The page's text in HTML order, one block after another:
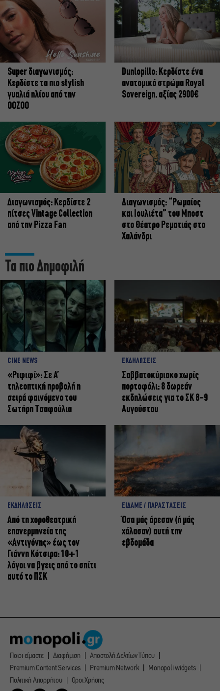
Super διαγωνισμός:
Κερδίστε τα πιο stylish
γυαλιά ηλίου από την
OOZOO
Dunlopillo: Κερδίστε ένα
ανατομικό στρώμα Royal
Sovereign, αξίας 2900€
Διαγωνισμός: Κερδίστε 2
πίτσες Vintage Collection
από την Pizza Fan
Διαγωνισμός: “Ρωμαίος
και Ιουλιέτα” του Μποστ
στο Θέατρο Ρεματιάς στο
Χαλάνδρι
Τα πιο Δημοφιλή
CINE NEWS
«Ριφιφί»: Σε Α’
τηλεοπτική προβολή η
σειρά φαινόμενο του
Σωτήρη Τσαφούλια
ΕΚΔΗΛΩΣΕΙΣ
Σαββατοκύριακο χωρίς
πορτοφόλι: 8 δωρεάν
εκδηλώσεις για το ΣΚ 8-9
Αυγούστου
ΕΚΔΗΛΩΣΕΙΣ
Από τη χοροθεατρική
επανερμηνεία της
«Αντιγόνης» έως τον
Γιάννη Κότσιρα: 10+1
λόγοι να βγεις από το σπίτι
αυτό το ΠΣΚ
ΕΙΔΑΜΕ / ΠΑΡΑΣΤΑΣΕΙΣ
Όσα μάς άρεσαν (ή μάς
χάλασαν) αυτή την
εβδομάδα
Ποιοι είμαστε Διαφήμιση
Αποστολή Δελτίων Τύπου
Premium Content Services
Premium Network
Monopoli widgets
Πολιτική Απορρήτου
Οροι Χρήσης